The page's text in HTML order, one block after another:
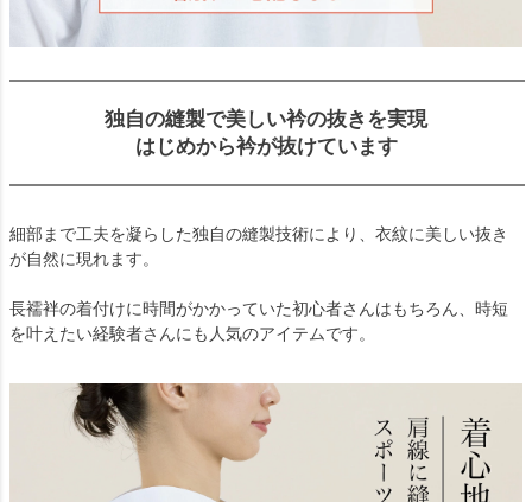
独自の縫製で美しい衿の抜きを実現
はじめから衿が抜けています
細部まで工夫を凝らした独自の縫製技術により、衣紋に美しい抜き
が自然に現れます。
長襦袢の着付けに時間がかかっていた初心者さんはもちろん、時短
を叶えたい経験者さんにも人気のアイテムです。